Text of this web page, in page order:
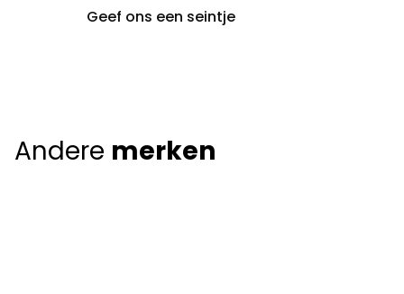
Geef ons een seintje
Andere merken